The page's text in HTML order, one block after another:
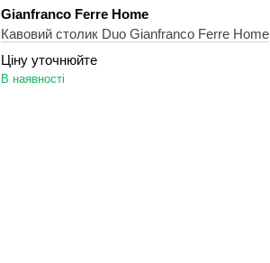
Gianfranco Ferre Home
Кавовий столик Duo Gianfranco Ferre Home
Ціну уточнюйте
В наявності